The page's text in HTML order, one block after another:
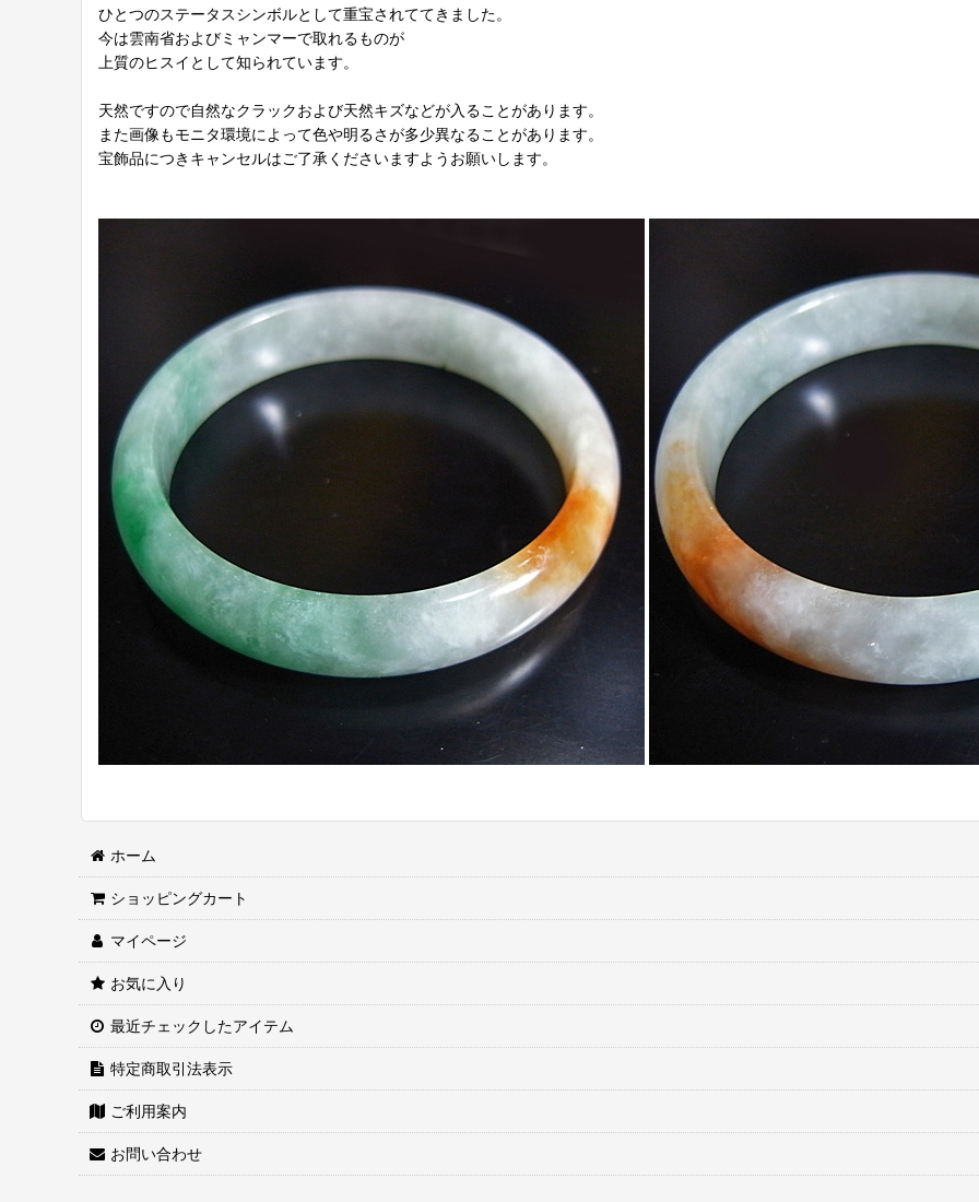
ひとつのステータスシンボルとして重宝されててきました。
今は雲南省およびミャンマーで取れるものが
上質のヒスイとして知られています。
天然ですので自然なクラックおよび天然キズなどが入ることがあります。
また画像もモニタ環境によって色や明るさが多少異なることがあります。
宝飾品につきキャンセルはご了承くださいますようお願いします。
ホーム
ショッピングカート
マイページ
お気に入り
最近チェックしたアイテム
特定商取引法表示
ご利用案内
お問い合わせ